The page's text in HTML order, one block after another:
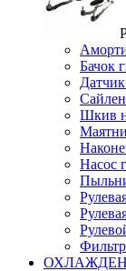
Бачок
Шкив
Насос